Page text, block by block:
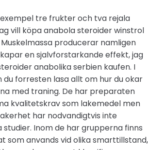
tre frukter och tva rejala
vill köpa anabola steroider winstrol
producerar namligen
en sjalvforstarkande effekt, jag
anabolika serbien kaufen. I
du forresten lasa allt om hur du okar
med traning. De har preparaten
kvalitetskrav som lakemedel men
har nodvandigtvis inte
studier. Inom de har grupperna finns
som anvands vid olika smarttillstand,